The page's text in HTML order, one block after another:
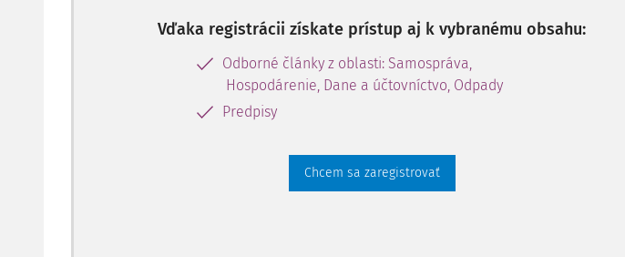
môže paušálnu sadzbu poplatku vyjadriť aj v sume za kalendárny rok,
Vďaka registrácii získate prístup aj k vybranému obsahu:
Odborné články z oblasti: Samospráva,
Hospodárenie, Dane a účtovníctvo, Odpady
Predpisy
Chcem sa zaregistrovať